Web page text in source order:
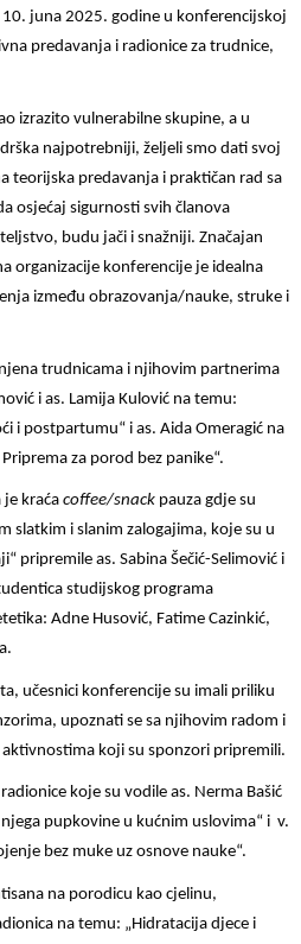
juna 2025. godine u konferencijskoj
predavanja i radionice za trudnice,
izrazito vulnerabilne skupine, a u
najpotrebniji, željeli smo dati svoj
teorijska predavanja i praktičan rad sa
osjećaj sigurnosti svih članova
budu jači i snažniji. Značajan
organizacije konferencije je idealna
između obrazovanja/nauke, struke i
trudnicama i njihovim partnerima
i as. Lamija Kulović na temu:
i postpartumu“ i as. Aida Omeragić na
za porod bez panike“.
kraćacoffee/snack pauza gdje su
slatkim i slanim zalogajima, koje su u
pripremile as. Sabina Šečić-Selimović i
studijskog programa
Adne Husović, Fatime Cazinkić,
učesnici konferencije su imali priliku
upoznati se sa njihovim radom i
koji su sponzori pripremili.
koje su vodile as. Nerma Bašić
pupkovine u kućnim uslovima“ i v.
bez muke uz osnove nauke“.
na porodicu kao cjelinu,
na temu: „Hidratacija djece i